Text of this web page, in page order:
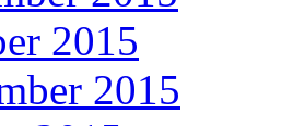
2015
2015